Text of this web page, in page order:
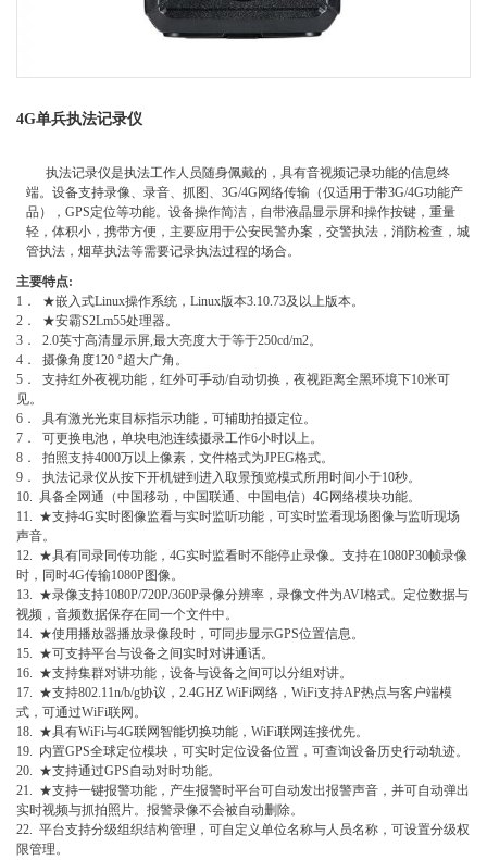
4G单兵执法记录仪
执法记录仪是执法工作人员随身佩戴的，具有音视频记录功能的信息终
端。设备支持录像、录音、抓图、3G/4G网络传输（仅适用于带3G/4G功能产
品），GPS定位等功能。设备操作简洁，自带液晶显示屏和操作按键，重量
轻，体积小，携带方便，主要应用于公安民警办案，交警执法，消防检查，城
管执法，烟草执法等需要记录执法过程的场合。
主要特点:
1． ★嵌入式Linux操作系统，Linux版本3.10.73及以上版本。
2． ★安霸S2Lm55处理器。
3． 2.0英寸高清显示屏,最大亮度大于等于250cd/m2。
4． 摄像角度120 °超大广角。
5． 支持红外夜视功能，红外可手动/自动切换，夜视距离全黑环境下10米可
见。
6． 具有激光光束目标指示功能，可辅助拍摄定位。
7． 可更换电池，单块电池连续摄录工作6小时以上。
8． 拍照支持4000万以上像素，文件格式为JPEG格式。
9． 执法记录仪从按下开机键到进入取景预览模式所用时间小于10秒。
10. 具备全网通（中国移动，中国联通、中国电信）4G网络模块功能。
11. ★支持4G实时图像监看与实时监听功能，可实时监看现场图像与监听现场
声音。
12. ★具有同录同传功能，4G实时监看时不能停止录像。支持在1080P30帧录像
时，同时4G传输1080P图像。
13. ★录像支持1080P/720P/360P录像分辨率，录像文件为AVI格式。定位数据与
视频，音频数据保存在同一个文件中。
14. ★使用播放器播放录像段时，可同步显示GPS位置信息。
15. ★可支持平台与设备之间实时对讲通话。
16. ★支持集群对讲功能，设备与设备之间可以分组对讲。
17. ★支持802.11n/b/g协议，2.4GHZ WiFi网络，WiFi支持AP热点与客户端模
式，可通过WiFi联网。
18. ★具有WiFi与4G联网智能切换功能，WiFi联网连接优先。
19. 内置GPS全球定位模块，可实时定位设备位置，可查询设备历史行动轨迹。
20. ★支持通过GPS自动对时功能。
21. ★支持一键报警功能，产生报警时平台可自动发出报警声音，并可自动弹出
实时视频与抓拍照片。报警录像不会被自动删除。
22. 平台支持分级组织结构管理，可自定义单位名称与人员名称，可设置分级权
限管理。